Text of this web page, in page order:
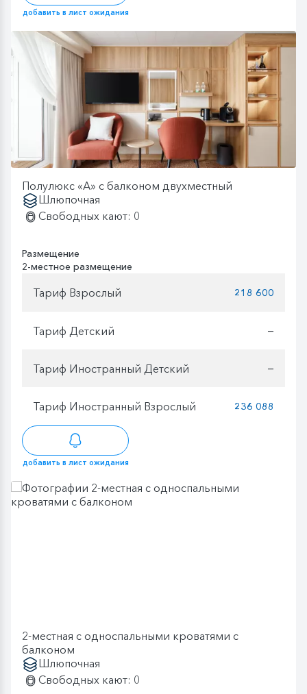
добавить в лист ожидания
Полулюкс «А» с балконом двухместный
Шлюпочная
Свободных кают: 0
Размещение
2-местное размещение
Тариф Взрослый 218 600
Тариф Детский —
Тариф Иностранный Детский —
Тариф Иностранный Взрослый 236 088
добавить в лист ожидания
2-местная с односпальными кроватями с
балконом
Шлюпочная
Свободных кают: 0